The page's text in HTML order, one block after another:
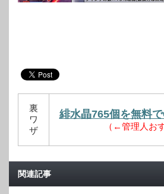
裏
ワ
ザ
緋水晶765個を無料
（←管理人お
関連記事